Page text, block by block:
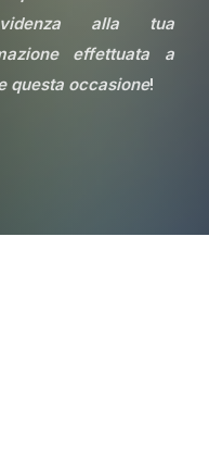
alla tua
effettuata a
questa occasione!